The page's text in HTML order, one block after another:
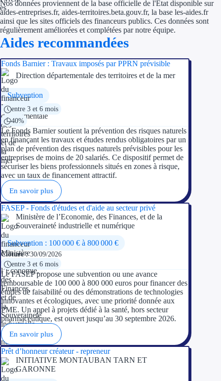
Nos guides
Nos partenaires
Nos données proviennent de la base officielle de l'État disponible sur
aides-entreprises.fr, aides-territoires.beta.gouv.fr, la base les-aides.fr
ainsi que les sites officiels des financeurs publics. Ces données sont
régulièrement améliorées et complétées par notre équipe.
Aides recommandées
Fonds Barnier : Travaux imposés par PPRN prévisible
Direction départementale des territoires et de la mer
Subvention
entre 3 et 6 mois
40%
Le Fonds Barnier soutient la prévention des risques naturels
en finançant les travaux et études rendus obligatoires par un
plan de prévention des risques naturels prévisibles pour les
entreprises de moins de 20 salariés. Ce dispositif permet de
sécuriser les biens professionnels situés en zones à risque,
avec un taux de financement attractif.
En savoir plus
FASEP - Fonds d'études et d'aide au secteur privé
Ministère de l’Economie, des Finances, et de la
Souveraineté industrielle et numérique
Subvention : 100 000 € à 800 000 €
Clôture :30/09/2026
entre 3 et 6 mois
Le FASEP propose une subvention ou une avance
remboursable de 100 000 à 800 000 euros pour financer des
études de faisabilité ou des démonstrations de technologies
innovantes et écologiques, avec une priorité donnée aux
PME. Un appel à projets dédié à la santé, hors secteur
pharmaceutique, est ouvert jusqu’au 30 septembre 2026.
En savoir plus
Prêt d’honneur créateur - repreneur
INITIATIVE MONTAUBAN TARN ET
GARONNE